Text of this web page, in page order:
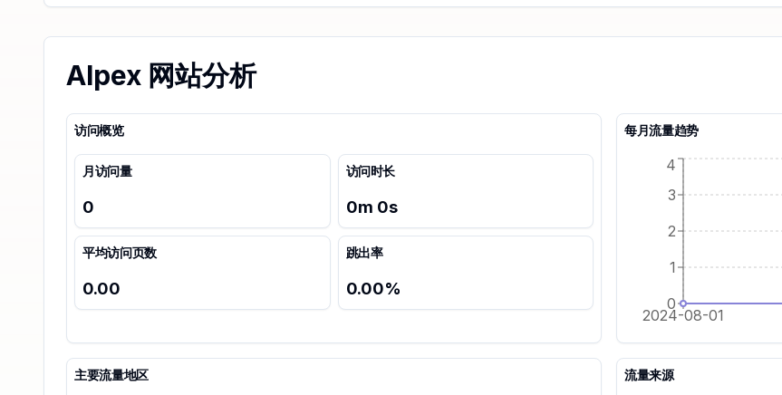
AIpex 网站分析
访问概览
月访问量
0
访问时长
0m 0s
平均访问页数
0.00
跳出率
0.00%
每月流量趋势
2024-08-01
0
1
2
3
4
主要流量地区 流量来源